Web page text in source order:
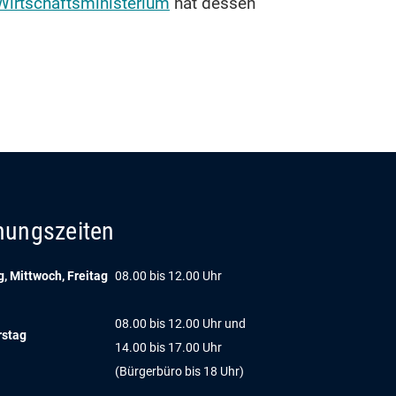
Mittwoch, Freitag 08.00 bis 12.00 Uhr
08.00 bis 12.00 Uhr und
14.00 bis 17.00 Uhr
(Bürgerbüro bis 18 Uhr)